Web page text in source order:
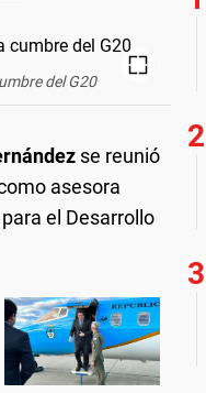
del G20
se reunió
asesora
el Desarrollo